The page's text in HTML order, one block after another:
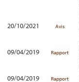
20/10/2021
Avis
09/04/2019
Rapport
09/04/2019
Rapport